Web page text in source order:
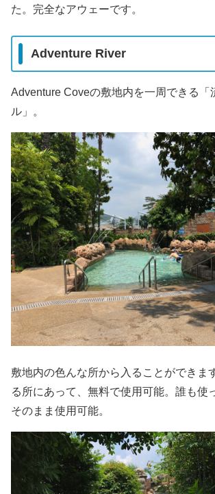
た。完全なアウェーです。
Adventure River
Adventure Coveの敷地内を一周できる「
ル」。
敷地内の色んな所から入ることができま
る所にあって、無料で使用可能。誰も使
そのまま使用可能。